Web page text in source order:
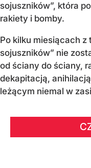
sojuszników”, która
rakiety i bomby.
Po kilku miesiącach
sojuszników” nie
od ściany do ściany,
dekapitacją,
leżącym niemal w